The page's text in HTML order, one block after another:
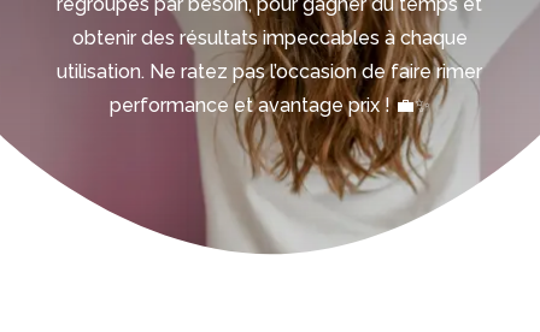
obtenir des résultats impeccables à chaque
utilisation. Ne ratez pas l’occasion de faire rimer
performance et avantage prix ! 💼✨